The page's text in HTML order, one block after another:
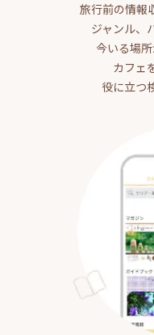
旅行前の情報
ジャンル、
今いる場
カフェ
役に立つ